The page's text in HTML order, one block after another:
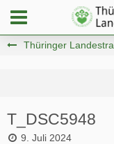
Thüringer
T_DSC5948
9. Juli 2024